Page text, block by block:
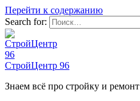
Перейти к содержанию
Search for:
СтройЦентр 96
Знаем всё про стройку и ремонт